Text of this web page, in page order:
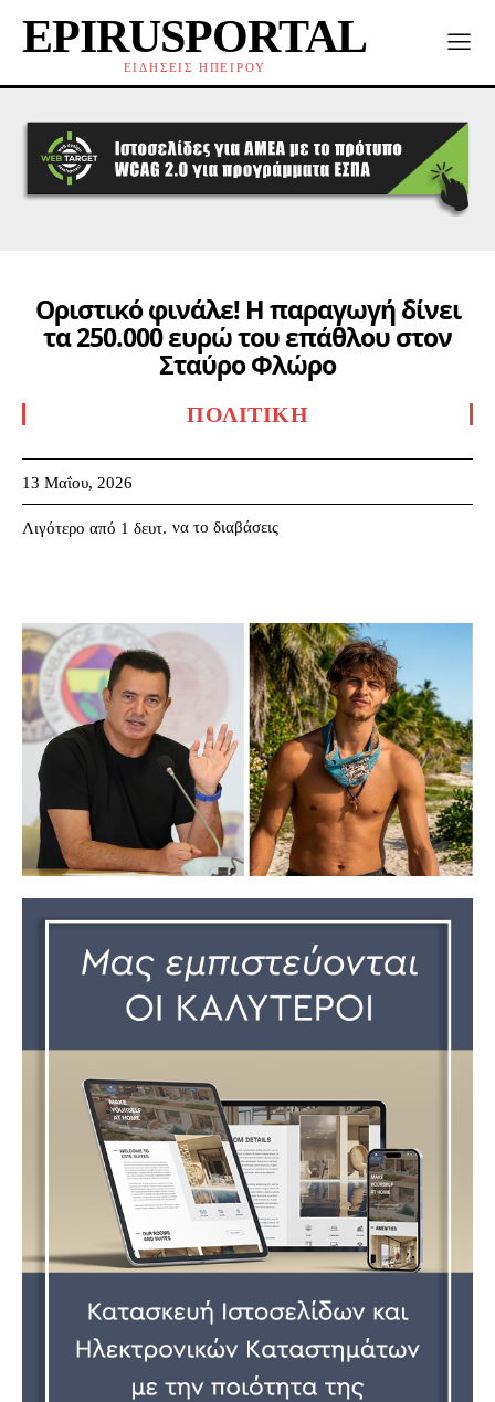
EPIRUSPORTAL
ΕΙΔΗΣΕΙΣ ΗΠΕΙΡΟΥ
Οριστικό φινάλε! Η παραγωγή δίνει
τα 250.000 ευρώ του επάθλου στον
Σταύρο Φλώρο
ΠΟΛΙΤΙΚΉ
13 Μαΐου, 2026
Λιγότερο από 1 δευτ. να το διαβάσεις